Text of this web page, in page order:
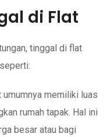
di Flat
tinggal di flat
umumnya memiliki luas
rumah tapak. Hal ini
besar atau bagi